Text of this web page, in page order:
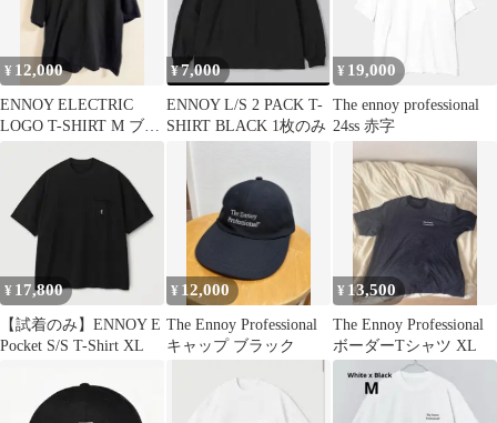
¥ 12,000
ENNOY ELECTRIC
LOGO T-SHIRT M ブラ
ック
¥7,000
ENNOY L/S 2 PACK T-
SHIRT BLACK 1枚のみ
¥ 19,000
The ennoy professional
24ss 赤字
¥ 17,800
【試着のみ】ENNOY E
Pocket S/S T-Shirt XL
¥ 12,000
The Ennoy Professional
キャップ ブラック
¥ 13,500
The Ennoy Professional
ボーダーTシャツ XL